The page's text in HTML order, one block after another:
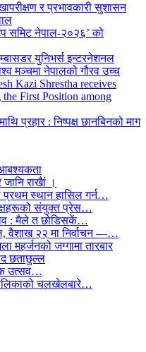
र प्रभावकारी सुशासन
समिट नेपाल-२०२६’ को
युनिभर्स इन्टरनेशनल
मञ्चमा नेपालको गौरव उच्च
Kazi Shrestha receives
First Position among
प्रहार : निष्पक्ष छानबिनको माग
राखैां ।
प्रथम स्थान हासिल गर्न…
संयुक्त प्रेस…
: मैले त छोडिसकें…
वैशाख २२ मा निर्वाचन —…
महर्जनको जग्गामा तारबार
छताछुल्ल
‌उत्सव…
चलखेलबारे…